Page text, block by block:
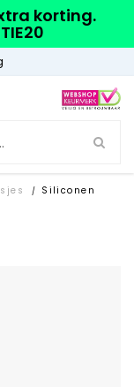
korting.
/
Siliconen